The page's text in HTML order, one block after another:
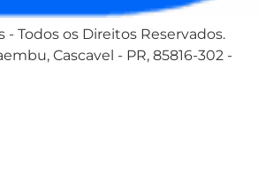
Todos os Direitos Reservados.
Cascavel - PR, 85816-302 -